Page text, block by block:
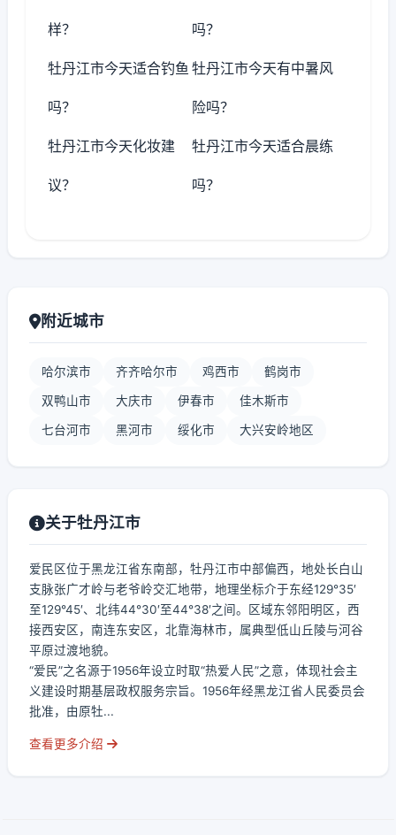
样？ 吗？
牡丹江市今天适合钓鱼
吗？
牡丹江市今天有中暑风
险吗？
牡丹江市今天化妆建
议？
牡丹江市今天适合晨练
吗？
附近城市
哈尔滨市 齐齐哈尔市 鸡西市 鹤岗市
双鸭山市 大庆市 伊春市 佳木斯市
七台河市 黑河市 绥化市 大兴安岭地区
关于牡丹江市
爱民区位于黑龙江省东南部，牡丹江市中部偏西，地处长白山
支脉张广才岭与老爷岭交汇地带，地理坐标介于东经129°35′
至129°45′、北纬44°30′至44°38′之间。区域东邻阳明区，西
接西安区，南连东安区，北靠海林市，属典型低山丘陵与河谷
平原过渡地貌。
“爱民”之名源于1956年设立时取“热爱人民”之意，体现社会主
义建设时期基层政权服务宗旨。1956年经黑龙江省人民委员会
批准，由原牡...
查看更多介绍